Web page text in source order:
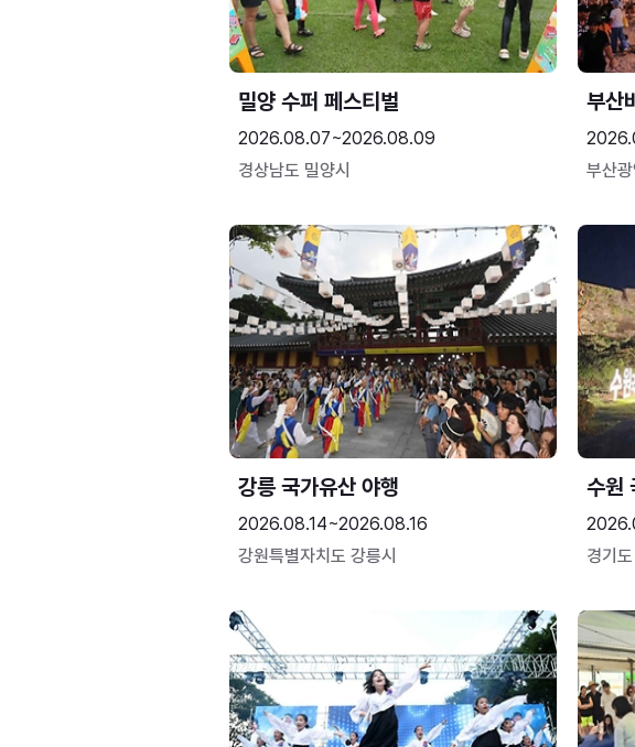
밀양 수퍼 페스티벌
2026.08.07~2026.08.09
경상남도 밀양시
부산
부산
강릉 국가유산 야행
2026.08.14~2026.08.16
강원특별자치도 강릉시
수원
경기도